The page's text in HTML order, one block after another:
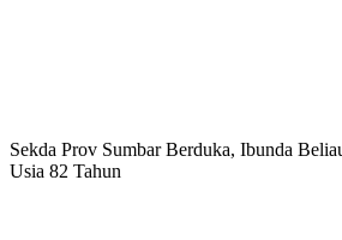
Sekda Prov Sumbar Berduka, Ibunda
Usia 82 Tahun